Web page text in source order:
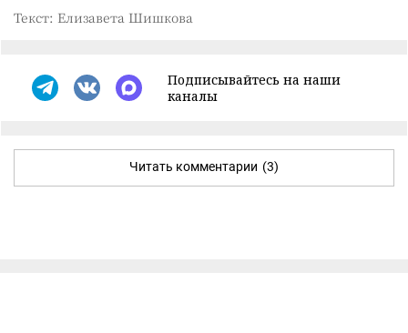
Текст: Елизавета Шишкова
Подписывайтесь на наши
каналы
Читать комментарии (3)